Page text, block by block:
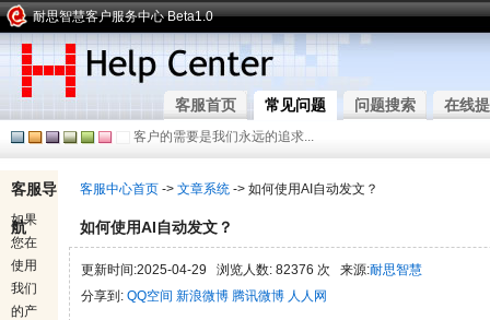
耐思智慧客户服务中心 Beta1.0
客服首页 常见问题 问题搜索 在线
客户的需要是我们永远的追求...
客服导
航
如果
您在
使用
我们
的产
客服中心首页 -> 文章系统 -> 如何使用AI自动发文？
如何使用AI自动发文？
更新时间:2025-04-29 浏览人数: 82376 次 来源:耐思智慧
分享到: QQ空间 新浪微博 腾讯微博 人人网